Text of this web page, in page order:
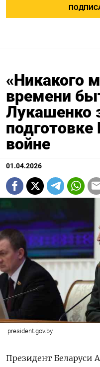
«Никакого
времени
Лукашенко
подготовке
войне
01.04.2026
president.gov.by
Президент Беларуси